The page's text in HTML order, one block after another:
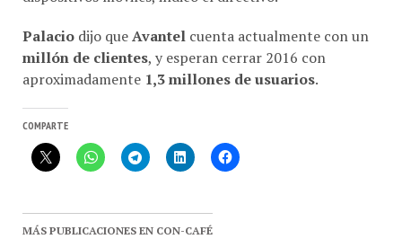
Palacio
dijo que Avantel cuenta actualmente con un
millón de clientes
, y esperan cerrar 2016 con
aproximadamente 1,3 millones de usuarios
MÁS PUBLICACIONES EN CON-CAFÉ